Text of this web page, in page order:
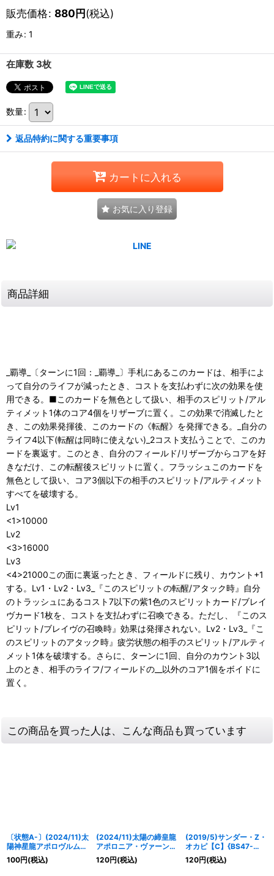
販売価格: 880円(税込)
重み: 1
在庫数 3枚
数量:
返品特約に関する重要事項
カートに入れる
お気に入り登録
商品詳細
_覇導_〔ターンに1回：_覇導_〕手札にあるこのカードは、相手によ
って自分のライフが減ったとき、コストを支払わずに次の効果を使
用できる。■このカードを無色として扱い、相手のスピリット/アル
ティメット1体のコア4個をリザーブに置く。この効果で消滅したと
き、この効果発揮後、このカードの《転醒》を発揮できる。_自分の
ライフ4以下(転醒は同時に使えない)_2コスト支払うことで、このカ
ードを裏返す。このとき、自分のフィールド/リザーブからコアを好
きなだけ、この転醒後スピリットに置く。フラッシュこのカードを
無色として扱い、コア3個以下の相手のスピリット/アルティメット
すべてを破壊する。
Lv1
<1>10000
Lv2
<3>16000
Lv3
<4>21000この面に裏返ったとき、フィールドに残り、カウント+1
する。Lv1・Lv2・Lv3_『このスピリットの転醒/アタック時』自分
のトラッシュにあるコスト7以下の紫1色のスピリットカード/ブレイ
ヴカード1枚を、コストを支払わずに召喚できる。ただし、『このス
ピリット/ブレイヴの召喚時』効果は発揮されない。Lv2・Lv3_『こ
のスピリットのアタック時』疲労状態の相手のスピリット/アルティ
メット1体を破壊する。さらに、ターンに1回、自分のカウント3以
上のとき、相手のライフ/フィールドの__以外のコア1個をボイドに
置く。
この商品を買った人は、こんな商品も買っています
〔状態A-〕(2024/11)太
陽神星龍アポロヴルム
【X】{SD68-RVX01}
《赤》
100円(税込)
(2024/11)太陽の締皇龍
アポロニア・ヴァーン
【X】{SD68-X01}
《赤》
120円(税込)
(2019/5)サンダー・Z・
オカピ【C】{BS47-
004}《赤》
120円(税込)